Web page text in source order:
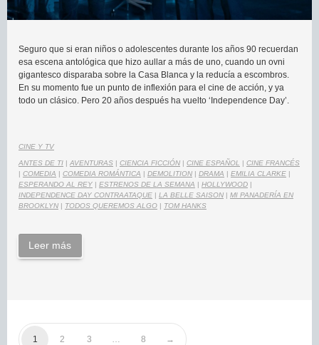
Seguro que si eran niños o adolescentes durante los años 90 recuerdan
esa escena antológica que hizo aullar a más de uno, cuando un ovni
gigantesco disparaba sobre la Casa Blanca y la reducía a escombros.
En su momento fue un punto de inflexión para el cine de acción, y ya
todo un clásico. Pero 20 años después ha vuelto ‘Independence Day’.
CINE Y TV
ANTES DE TI | AVENTURAS | CIENCIA FICCIÓN | CINE ESPAÑOL | CINE FRANCÉS
| COMEDIA | COMEDIA ROMÁNTICA | DEMOLITION | DRAMA | EMILIA CLARKE |
ESPERANDO AL REY | ESTRENOS DE LA SEMANA | HOLLYWOOD |
INDEPENDENCE DAY CONTRAATAQUE | LA BELLE SAISON | MI PANADERÍA EN
BROOKLYN | TODOS QUEREMOS ALGO | TOM HANKS
Leer más
1 2 3 8